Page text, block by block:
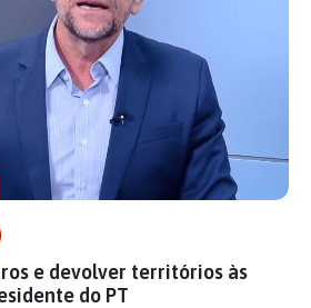
e devolver territórios às
do PT